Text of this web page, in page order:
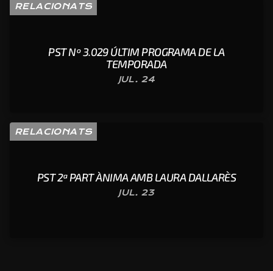
RELACIONATS
PST Nº 3.029 ÚLTIM PROGRAMA DE LA
TEMPORADA
JUL. 24
RELACIONATS
PST 2ª PART ÀNIMA AMB LAURA DALLARÈS
JUL. 23